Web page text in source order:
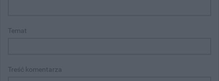
Temat
Treść komentarza